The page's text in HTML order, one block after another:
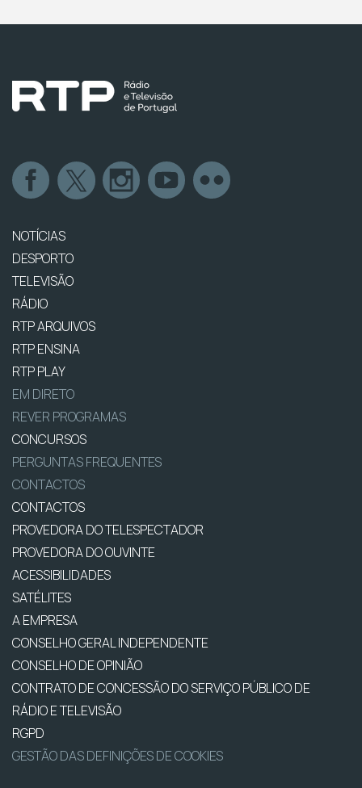
NOTÍCIAS
DESPORTO
TELEVISÃO
RÁDIO
RTP ARQUIVOS
RTP ENSINA
RTP PLAY
EM DIRETO
REVER PROGRAMAS
CONCURSOS
PERGUNTAS FREQUENTES
CONTACTOS
CONTACTOS
PROVEDORA DO TELESPECTADOR
PROVEDORA DO OUVINTE
ACESSIBILIDADES
SATÉLITES
A EMPRESA
CONSELHO GERAL INDEPENDENTE
CONSELHO DE OPINIÃO
CONTRATO DE CONCESSÃO DO SERVIÇO PÚBLICO DE
RÁDIO E TELEVISÃO
RGPD
GESTÃO DAS DEFINIÇÕES DE COOKIES